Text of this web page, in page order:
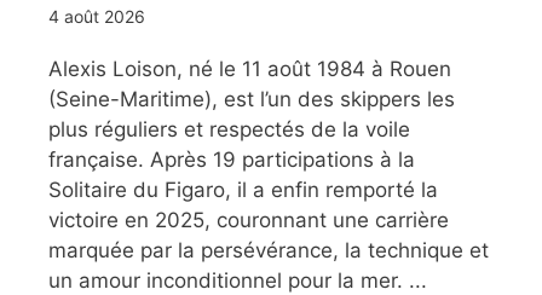
4 août 2026
Alexis Loison, né le 11 août 1984 à Rouen
(Seine-Maritime), est l’un des skippers les
plus réguliers et respectés de la voile
française. Après 19 participations à la
Solitaire du Figaro, il a enfin remporté la
victoire en 2025, couronnant une carrière
marquée par la persévérance, la technique et
un amour inconditionnel pour la mer. ...